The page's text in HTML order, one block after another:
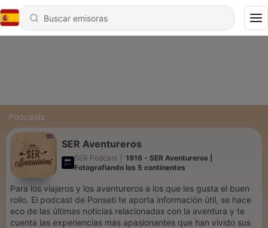
Podcasts
SER Aventureros
SER Podcast
1916 - SER Aventureros |
Fotografiando los 5 continentes
Para los viajeros y los aventureros a los que les gusta el buen
rollo. El podcast de Ponseti te aporta información útil, se hace
eco de las últimas noticias relacionadas con la aventura y te
cuenta las experiencias más apasionantes que han vivido sus